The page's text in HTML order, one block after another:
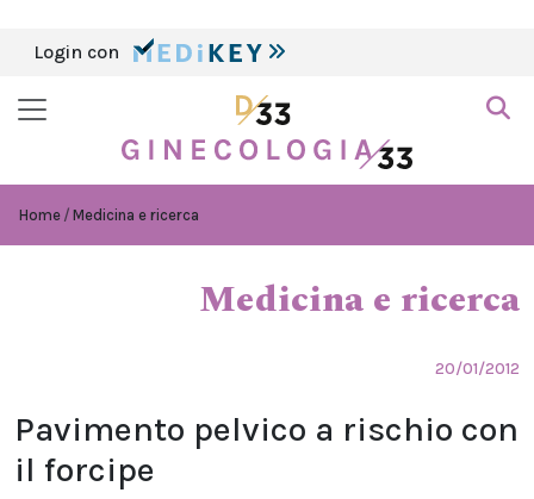
Login con
Home Medicina e ricerca
Medicina e ricerca
20/01/2012
Pavimento pelvico a rischio con
il forcipe